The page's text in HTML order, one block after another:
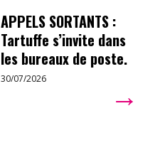
APPELS SORTANTS :
Tartuffe s’invite dans
les bureaux de poste.
30/07/2026 →